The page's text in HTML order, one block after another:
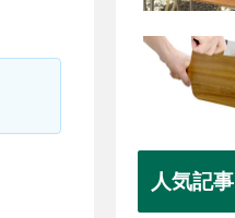
人気記事